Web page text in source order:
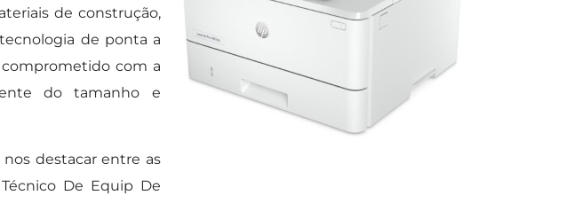
de construção,
de ponta a
com a
do tamanho e
destacar entre as
De Equip De